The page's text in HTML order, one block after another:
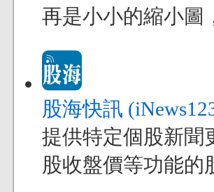
再是小小的縮小圖
股海快訊
提供特定個股新聞
股收盤價等功能的